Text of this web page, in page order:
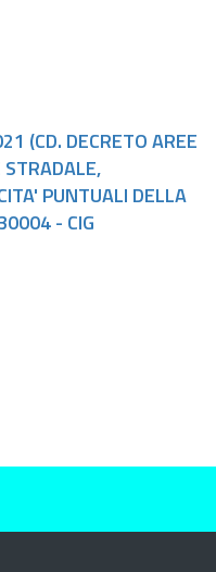
(CD. DECRETO AREE
PUNTUALI DELLA
- CIG